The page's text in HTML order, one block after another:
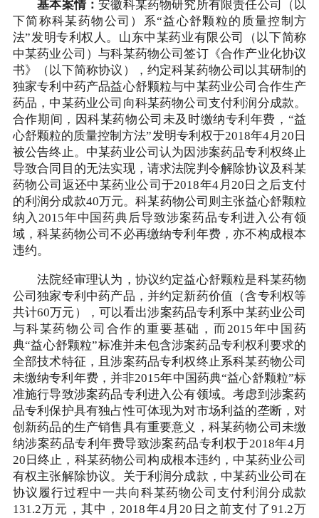
基本案情：安徽科某药物研究所有限责任公司（以
下简称科某药物公司）系“益心舒颗粒的质量控制方
法”发明专利权人。山东中某药业有限公司（以下简称
中某药业公司）与科某药物公司签订《合作产业化协议
书》（以下简称协议），约定科某药物公司以其研制的
独家专利中药产品益心舒颗粒与中某药业公司合作生产
药品，中某药业公司向科某药物公司支付利润分成款。
合作期间，因科某药物公司未及时缴纳专利年费，“益
心舒颗粒的质量控制方法”发明专利权于2018年4月20日
被公告终止。中某药业公司认为因涉案药品专利权终止
导致合同目的无法实现，请求法院判令解除协议及科某
药物公司返还中某药业公司于2018年4月20日之后支付
的利润分成款40万元。科某药物公司则主张益心舒颗粒
纳入2015年中国药典后导致涉案药品专利进入公有领
域，科某药物公司不必再缴纳专利年费，亦不构成根本
违约。
法院经审理认为，协议约定益心舒颗粒是科某药物
公司独家专利中药产品，并约定新药价值（含专利权等
共计60万元），可以看出涉案药品专利系中某药业公司
与科某药物公司合作的重要基础，而2015年中国药
典“益心舒颗粒”标准并未包含涉案药品专利权利要求的
全部技术特征，且涉案药品专利权终止系科某药物公司
未缴纳专利年费，并非2015年中国药典“益心舒颗粒”标
准施行导致涉案药品专利进入公有领域。考虑到涉案药
品专利保护具有独占性可体现为对市场利益的垄断，对
创新药品的生产销售具有重要意义，科某药物公司未缴
纳涉案药品专利年费导致涉案药品专利权于2018年4月
20日终止，科某药物公司构成根本违约，中某药业公司
有权主张解除协议。关于利润分成款，中某药业公司在
协议履行过程中一共向科某药物公司支付利润分成款
131.2万元，其中，2018年4月20日之前支付了91.2万